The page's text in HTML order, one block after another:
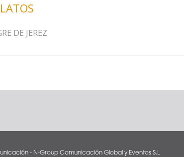
DE JEREZ
- N-Group Comunicación Global y Eventos S.L